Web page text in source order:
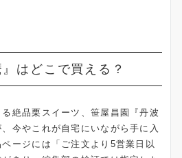
はどこで買える？
絶品栗スイーツ、笹屋昌園『丹波
今やこれが自宅にいながら手に入
ージには「ご注文より5営業日以